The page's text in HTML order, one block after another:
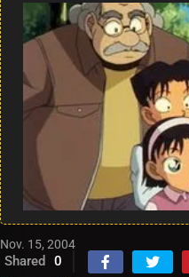
Nov. 15, 2004
Shared 0